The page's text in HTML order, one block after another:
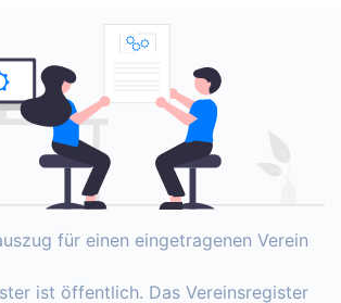
für einen eingetragenen Verein
ist öffentlich. Das Vereinsregister